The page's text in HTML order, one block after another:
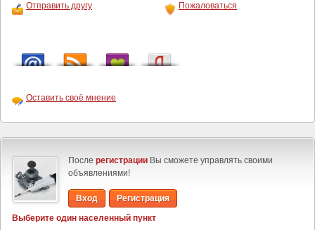
Отправить другу Пожаловаться
Оставить своё мнение
После регистрации Вы сможете управлять своими
объявлениями!
Вход
Регистрация
Выберите один населенный пункт